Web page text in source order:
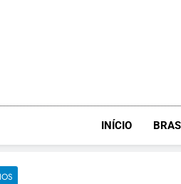
INÍCIO